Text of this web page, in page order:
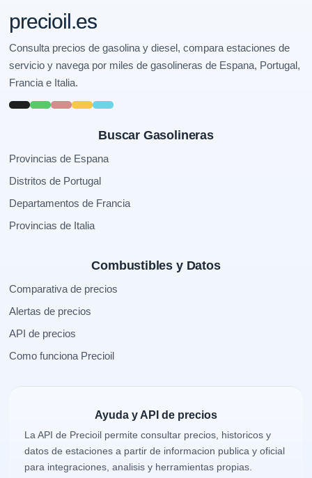
precioil.es
Consulta precios de gasolina y diesel, compara estaciones de
servicio y navega por miles de gasolineras de Espana, Portugal,
Francia e Italia.
Buscar Gasolineras
Provincias de Espana
Distritos de Portugal
Departamentos de Francia
Provincias de Italia
Combustibles y Datos
Comparativa de precios
Alertas de precios
API de precios
Como funciona Precioil
Ayuda y API de precios
La API de Precioil permite consultar precios, historicos y
datos de estaciones a partir de informacion publica y oficial
para integraciones, analisis y herramientas propias.